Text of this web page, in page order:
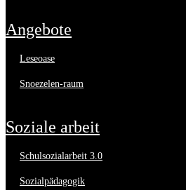
angebote
leseoase
snoezelen-raum
soziale arbeit
schulsozialarbeit 3.0
sozialpädagogik